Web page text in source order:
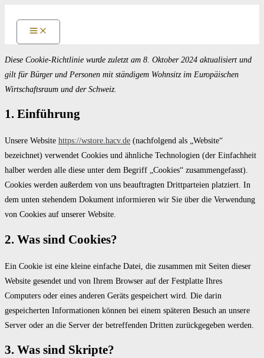
springen
Diese Cookie-Richtlinie wurde zuletzt am 8. Oktober 2024 aktualisiert und
gilt für Bürger und Personen mit ständigem Wohnsitz im Europäischen
Wirtschaftsraum und der Schweiz.
1. Einführung
Unsere Website https://wstore.hacv.de (nachfolgend als „Website“
bezeichnet) verwendet Cookies und ähnliche Technologien (der Einfachheit
halber werden alle diese unter dem Begriff „Cookies“ zusammengefasst).
Cookies werden außerdem von uns beauftragten Drittparteien platziert. In
dem unten stehendem Dokument informieren wir Sie über die Verwendung
von Cookies auf unserer Website.
2. Was sind Cookies?
Ein Cookie ist eine kleine einfache Datei, die zusammen mit Seiten dieser
Website gesendet und von Ihrem Browser auf der Festplatte Ihres
Computers oder eines anderen Geräts gespeichert wird. Die darin
gespeicherten Informationen können bei einem späteren Besuch an unsere
Server oder an die Server der betreffenden Dritten zurückgegeben werden.
3. Was sind Skripte?